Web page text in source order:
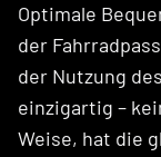
Optimale
der
der Nutzung
einzigartig –
Weise, hat die